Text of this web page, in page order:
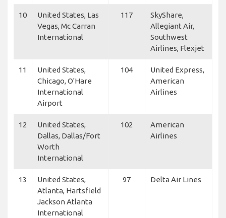
10
United States, Las
Vegas, Mc Carran
International
117
SkyShare,
Allegiant Air,
Southwest
Airlines, Flexjet
11
United States,
Chicago, O'Hare
International
Airport
104
United Express,
American
Airlines
12
United States,
Dallas, Dallas/Fort
Worth
International
102
American
Airlines
13
United States,
Atlanta, Hartsfield
Jackson Atlanta
International
97 Delta Air Lines